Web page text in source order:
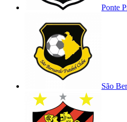
Ponte
São